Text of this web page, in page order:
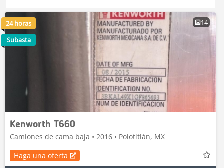
14
Kenworth T660
Camiones de cama baja • 2016 • Polotitlán, MX
Haga una oferta
24 horas
Subasta